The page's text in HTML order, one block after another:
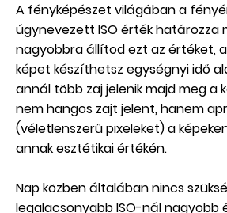
A fényképészet világában a
úgynevezett ISO érték határozza
nagyobbra állítod ezt az értéket,
képet készíthetsz egységnyi idő
annál több zaj jelenik majd meg a
nem hangos zajt jelent, hanem
(véletlenszerű pixeleket) a
annak esztétikai értékén.
Nap közben általában nincs
legalacsonyabb ISO-nál nagyobb